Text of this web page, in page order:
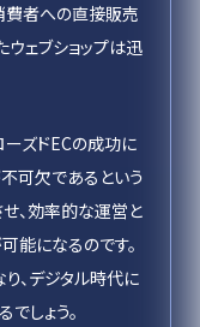
費者への直接販売
ウェブショップは迅
ズドECの成功に
可欠であるという
せ、効率的な運営と
能になるのです。
、デジタル時代に
しょう。